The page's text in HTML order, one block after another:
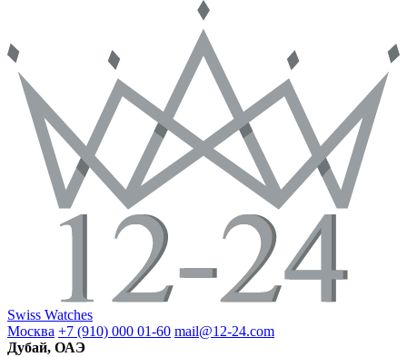
Swiss Watches
Москва +7 (910) 000 01-60 mail@12-24.com
Дубай, ОАЭ